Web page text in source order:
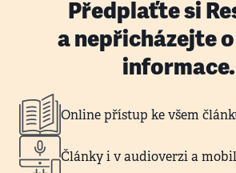
Předplaťte si
a nepřicházejte
informace.
Online přístup ke všem
Články i v audioverzi a